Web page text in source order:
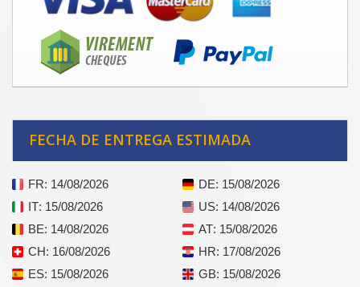
FECHA DE ENTREGA ESTIMADA
FR: 14/08/2026 DE: 15/08/2026
IT: 15/08/2026 US: 14/08/2026
BE: 14/08/2026 AT: 15/08/2026
CH: 16/08/2026 HR: 17/08/2026
ES: 15/08/2026 GB: 15/08/2026